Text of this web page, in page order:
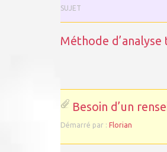
SUJET
Méthode d’analyse
Besoin d’un
Démarré par : Florian